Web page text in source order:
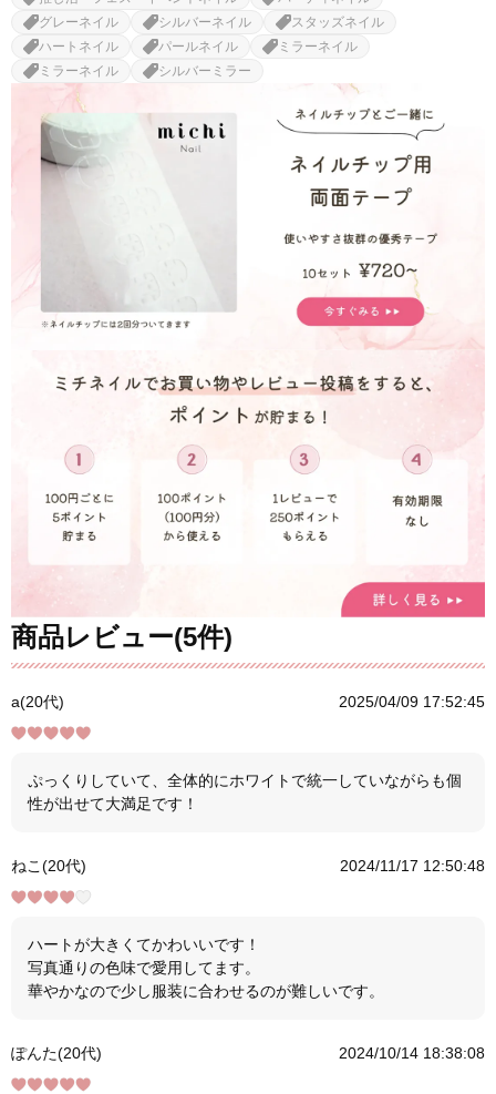
グレーネイル
シルバーネイル
スタッズネイル
ハートネイル
パールネイル
ミラーネイル
ミラーネイル
シルバーミラー
商品レビュー(5件)
a(20代) 2025/04/09 17:52:45
ぷっくりしていて、全体的にホワイトで統一していながらも個
性が出せて大満足です！
ねこ(20代) 2024/11/17 12:50:48
ハートが大きくてかわいいです！
写真通りの色味で愛用してます。
華やかなので少し服装に合わせるのが難しいです。
ぽんた(20代) 2024/10/14 18:38:08